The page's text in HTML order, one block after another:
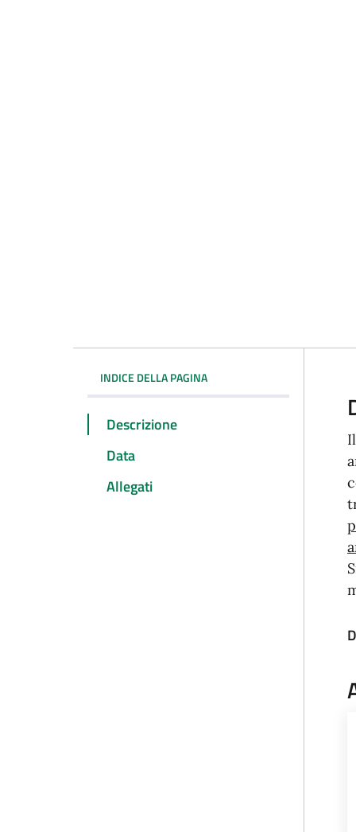
INDICE DELLA PAGINA
Descrizione
Data
Allegati